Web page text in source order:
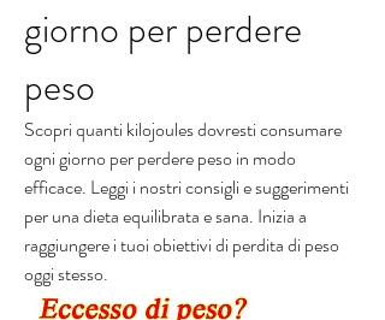
giorno per perdere
peso
Scopri quanti kilojoules dovresti consumare
ogni giorno per perdere peso in modo
efficace. Leggi i nostri consigli e suggerimenti
per una dieta equilibrata e sana. Inizia a
raggiungere i tuoi obiettivi di perdita di peso
oggi stesso.